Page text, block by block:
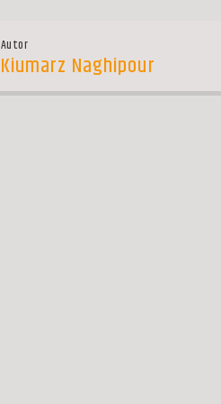
Autor
Kiumarz Naghipour